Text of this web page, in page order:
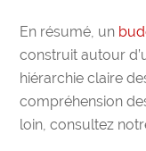
En résumé, un
construit autour
hiérarchie claire
compréhension
loin, consultez